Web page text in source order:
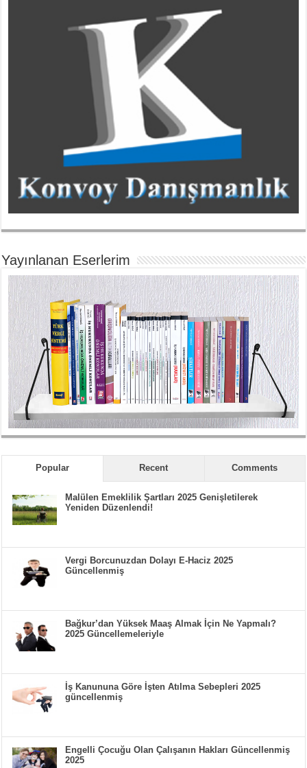
Yayınlanan Eserlerim
Popular Recent Comments
Malülen Emeklilik Şartları 2025 Genişletilerek
Yeniden Düzenlendi!
Vergi Borcunuzdan Dolayı E-Haciz 2025
Güncellenmiş
Bağkur’dan Yüksek Maaş Almak İçin Ne Yapmalı?
2025 Güncellemeleriyle
İş Kanununa Göre İşten Atılma Sebepleri 2025
güncellenmiş
Engelli Çocuğu Olan Çalışanın Hakları Güncellenmiş
2025